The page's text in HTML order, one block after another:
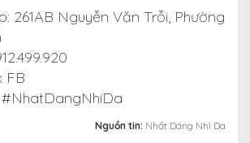
261AB Nguyễn Văn Trỗi, Phường
FB
Nguồn tin: Nhất Dáng Nhì Da